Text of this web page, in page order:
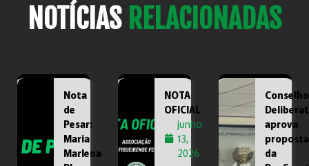
NOTÍCIAS RELACIONADAS
Nota
de
Pesar:
Maria
Marlena
NOTA
OFICIAL
junho
13,
2026
Conselho
aprova
proposta
da